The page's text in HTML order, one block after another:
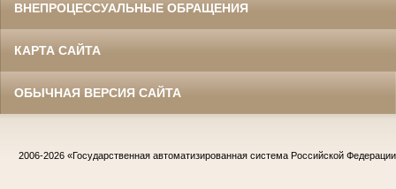
ВНЕПРОЦЕССУАЛЬНЫЕ ОБРАЩЕНИЯ
КАРТА САЙТА
ОБЫЧНАЯ ВЕРСИЯ САЙТА
2006-2026 «Государственная автоматизированная система Российской